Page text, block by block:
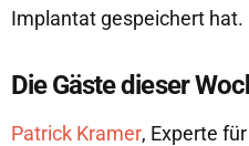
Implantat gespeichert hat.
Die Gäste dieser
Patrick Kramer, Experte